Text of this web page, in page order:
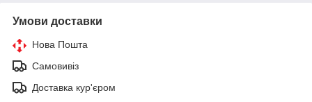
Умови доставки
Нова Пошта
Самовивіз
Доставка кур'єром